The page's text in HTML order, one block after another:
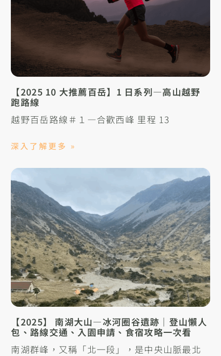
【2025 10 大推薦百岳】1 日系列—高山越野
跑路線
越野百岳路線＃１—合歡西峰 里程 13
深入了解更多 »
【2025】 南湖大山—冰河圈谷遺跡｜登山懶人
包、路線交通、入園申請、食宿攻略一次看
南湖群峰，又稱「北一段」，是中央山脈最北